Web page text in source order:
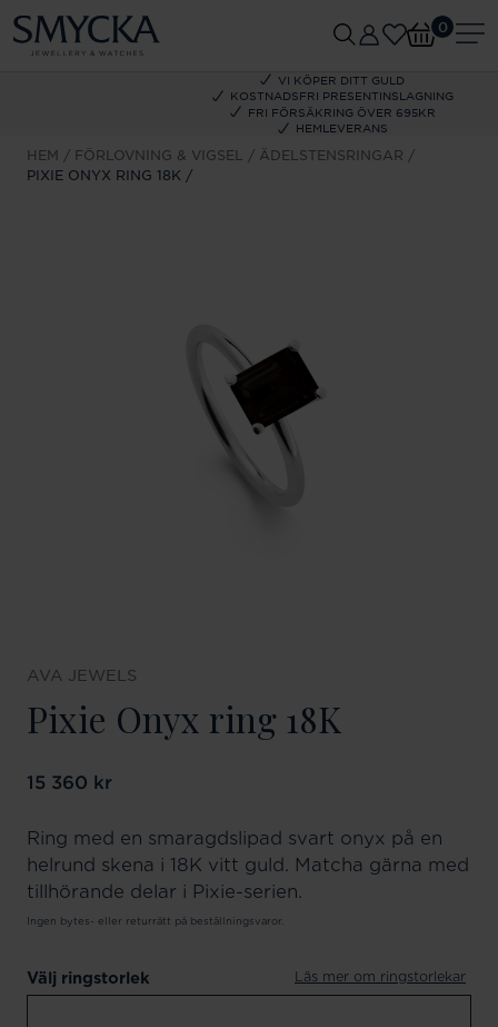
VI KÖPER DITT GULD
KOSTNADSFRI PRESENTINSLAGNING
FRI FÖRSÄKRING ÖVER 695KR
HEMLEVERANS
0
HEM FÖRLOVNING & VIGSEL
ÄDELSTENSRINGAR
PIXIE ONYX RING 18K
AVA JEWELS
Pixie Onyx ring 18K
Pris:15 360 kr
15 360 kr
Ring med en smaragdslipad svart onyx på en
helrund skena i 18K vitt guld. Matcha gärna med
tillhörande delar i Pixie-serien.
Ingen bytes- eller returrätt på beställningsvaror.
Välj ringstorlek Läs mer om ringstorlekar